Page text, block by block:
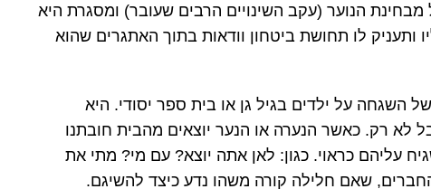
מבחינת הנוער (עקב השינויים הרבים שעובר) ומסגרת היא
לו תחושת ביטחון וודאות בתוך האתגרים שהוא
השגחה על ילדים בגיל גן או בית ספר יסודי. היא
לא רק. כאשר הנערה או הנער יוצאים מהבית חובתנו
עליהם כראוי. כגון: לאן אתה יוצא? עם מי? מתי את
שאם חלילה קורה משהו נדע כיצד להשיגם.